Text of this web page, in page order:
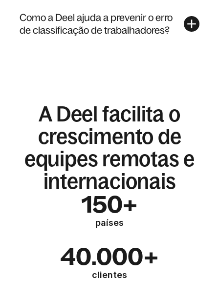
Como a Deel ajuda a prevenir o erro
de classificação de trabalhadores?
A Deel facilita o
crescimento de
equipes remotas e
internacionais
150+
países
40.000+
clientes